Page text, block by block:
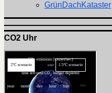
GrünDachKataster
CO2 Uhr